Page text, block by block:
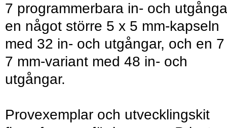
7 programmerbara in- och
en något större 5 x 5 mm-kapseln
med 32 in- och utgångar, och en
7 mm-variant med 48 in- och
utgångar.
Provexemplar och utvecklingskit